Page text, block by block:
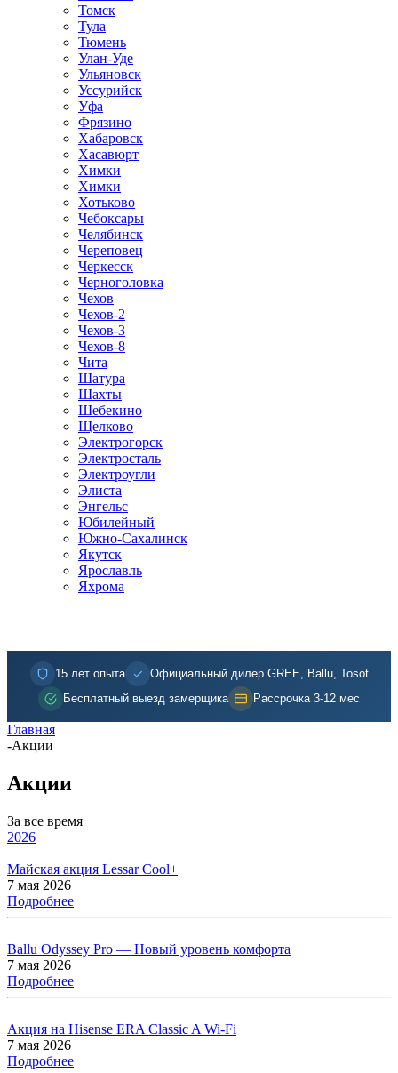
Томск
Тула
Тюмень
Улан-Уде
Ульяновск
Уссурийск
Уфа
Фрязино
Хабаровск
Хасавюрт
Химки
Химки
Хотьково
Чебоксары
Челябинск
Череповец
Черкесск
Черноголовка
Чехов
Чехов-2
Чехов-3
Чехов-8
Чита
Шатура
Шахты
Шебекино
Щелково
Электрогорск
Электросталь
Электроугли
Элиста
Энгельс
Юбилейный
Южно-Сахалинск
Якутск
Ярославль
Яхрома
15 лет опыта
Официальный дилер GREE, Ballu, Tosot
Бесплатный выезд замерщика
Рассрочка 3-12 мес
Главная
-Акции
Акции
За все время
2026
Майская акция Lessar Cool+
7 мая 2026
Подробнее
Ballu Odyssey Pro — Новый уровень комфорта
7 мая 2026
Подробнее
Акция на Hisense ERA Classic A Wi-Fi
7 мая 2026
Подробнее